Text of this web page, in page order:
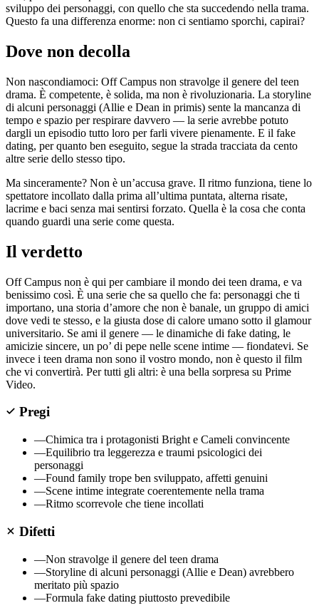
sviluppo dei personaggi, con quello che sta succedendo nella trama.
Questo fa una differenza enorme: non ci sentiamo sporchi, capirai?
Dove non decolla
Non nascondiamoci: Off Campus non stravolge il genere del teen
drama. È competente, è solida, ma non è rivoluzionaria. La storyline
di alcuni personaggi (Allie e Dean in primis) sente la mancanza di
tempo e spazio per respirare davvero — la serie avrebbe potuto
dargli un episodio tutto loro per farli vivere pienamente. E il fake
dating, per quanto ben eseguito, segue la strada tracciata da cento
altre serie dello stesso tipo.
Ma sinceramente? Non è un’accusa grave. Il ritmo funziona, tiene lo
spettatore incollato dalla prima all’ultima puntata, alterna risate,
lacrime e baci senza mai sentirsi forzato. Quella è la cosa che conta
quando guardi una serie come questa.
Il verdetto
Off Campus non è qui per cambiare il mondo dei teen drama, e va
benissimo così. È una serie che sa quello che fa: personaggi che ti
importano, una storia d’amore che non è banale, un gruppo di amici
dove vedi te stesso, e la giusta dose di calore umano sotto il glamour
universitario. Se ami il genere — le dinamiche di fake dating, le
amicizie sincere, un po’ di pepe nelle scene intime — fiondatevi. Se
invece i teen drama non sono il vostro mondo, non è questo il film
che vi convertirà. Per tutti gli altri: è una bella sorpresa su Prime
Video.
Pregi
—Chimica tra i protagonisti Bright e Cameli convincente
—Equilibrio tra leggerezza e traumi psicologici dei
personaggi
—Found family trope ben sviluppato, affetti genuini
—Scene intime integrate coerentemente nella trama
—Ritmo scorrevole che tiene incollati
Difetti
—Non stravolge il genere del teen drama
—Storyline di alcuni personaggi (Allie e Dean) avrebbero
meritato più spazio
—Formula fake dating piuttosto prevedibile